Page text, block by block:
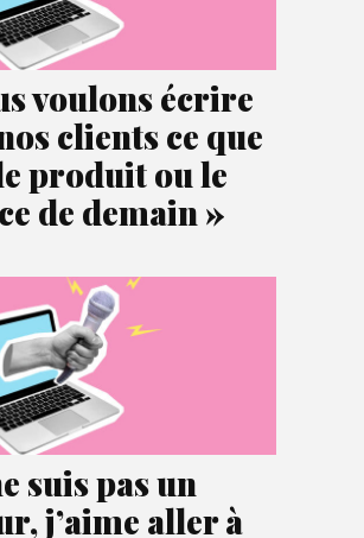
voulons écrire
clients ce que
produit ou le
de demain »
suis pas un
j’aime aller à